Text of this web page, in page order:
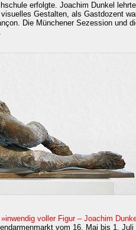
erfolgte. Joachim Dunkel lehrte
Gestalten, als Gastdozent
Die Münchener Sezession und
»inwendig voller Figur – Joachim
vom 16. Mai bis 1. Juli